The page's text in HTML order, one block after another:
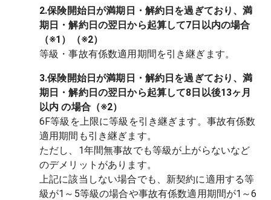
2.保険開始日が満期日・解約日を過ぎており、満
期日・解約日の翌日から起算して7日以内の場合
（※1）（※2）
等級・事故有係数適用期間を引き継ぎます。
3.保険開始日が満期日・解約日を過ぎており、満
期日・解約日の翌日から起算して8日以後13ヶ月
以内 の場合（※2）
6F等級を上限に等級を引き継ぎます。事故有係数
適用期間も引き継ぎます。
ただし、1年間無事故でも等級が上がらないなど
のデメリットがあります。
上記に該当しない場合でも、新契約に適用する等
級が1～5等級の場合や事故有係数適用期間が1～6